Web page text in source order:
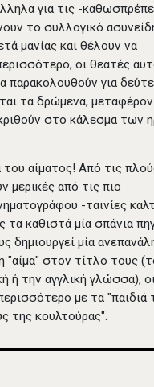
για τις -
το συλλογικό
μανίας και θέλουν να
οι θεατές
παρακολουθούν για
τα δρώμενα,
στο κάλεσμα των
αίματος! Από τις
μερικές από τις πιο
-ταινίες
καθιστά μία σπάνια
δημιουργεί μία
"αίμα" στον τίτλο τους
την αγγλική γλώσσα),
με τα "παιδιά
της κουλτούρας".